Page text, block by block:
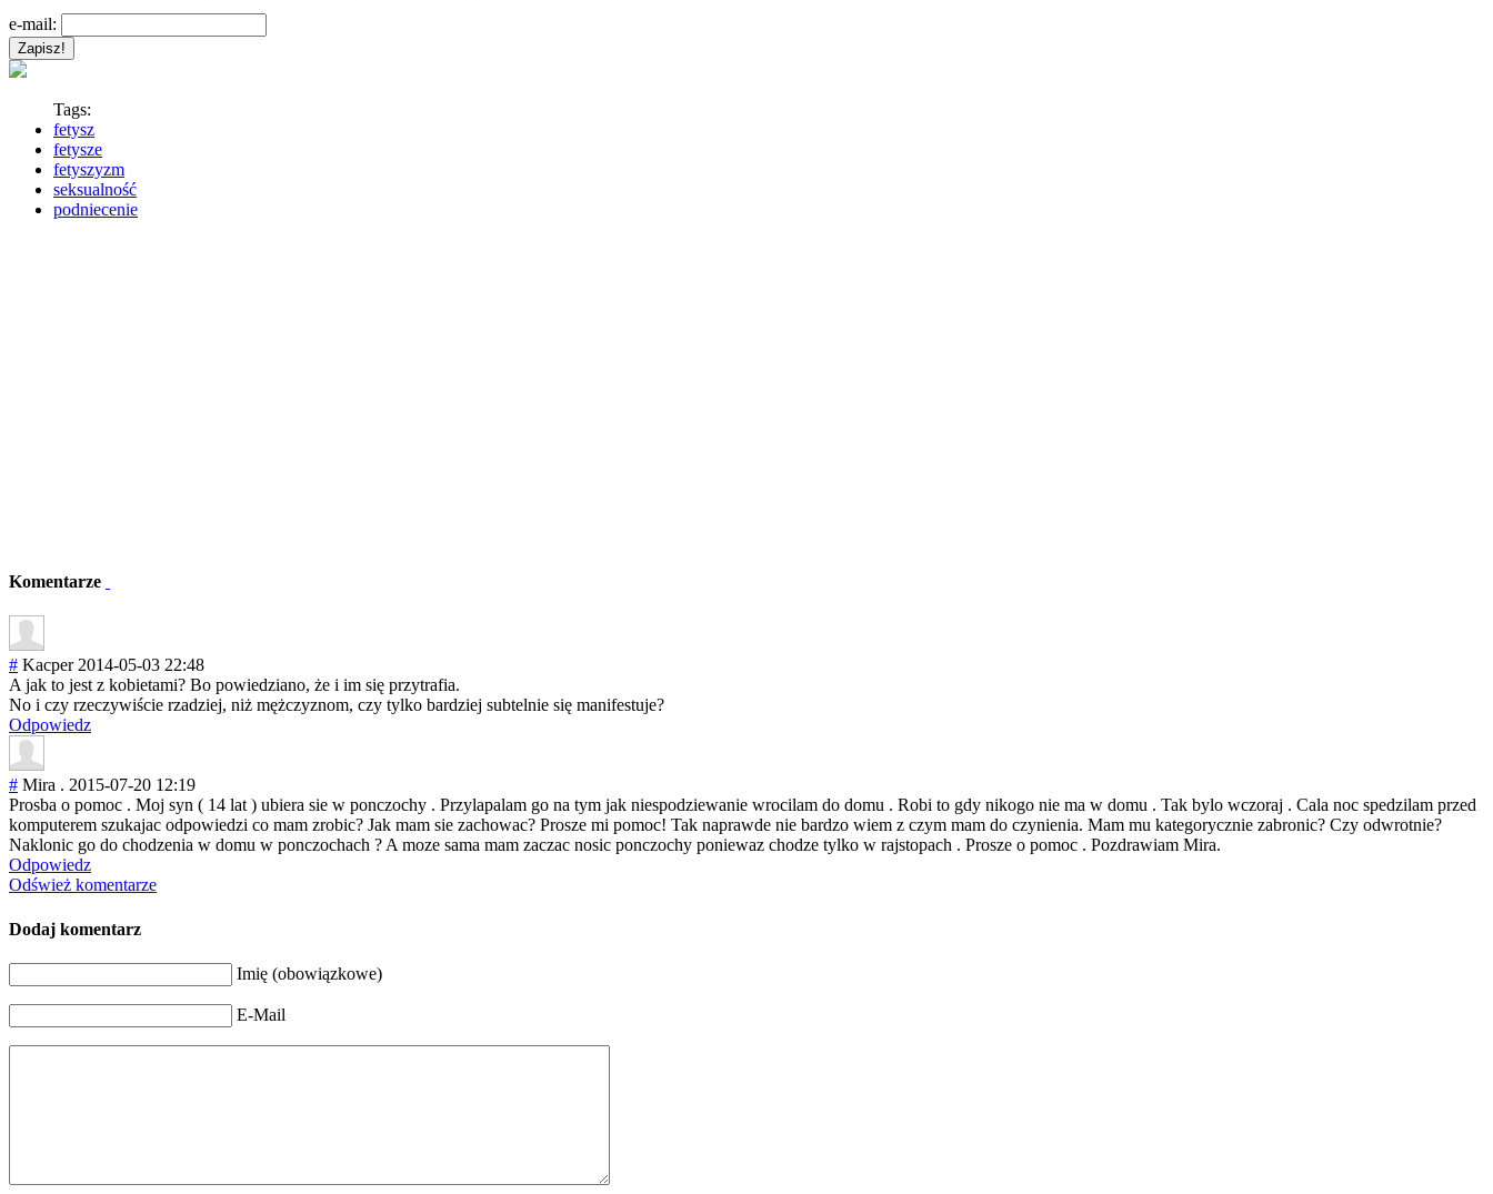
e-mail:
Tags:
fetysz
fetysze
fetyszyzm
seksualność
podniecenie
Komentarze
# Kacper 2014-05-03 22:48
A jak to jest z kobietami? Bo powiedziano, że i im się przytrafia.
No i czy rzeczywiście rzadziej, niż mężczyznom, czy tylko bardziej subtelnie się manifestuje?
Odpowiedz
# Mira . 2015-07-20 12:19
Prosba o pomoc . Moj syn ( 14 lat ) ubiera sie w ponczochy . Przylapalam go na tym jak niespodziewanie wrocilam do domu . Robi to gdy nikogo nie ma w domu . Tak bylo wczoraj . Cala noc spedzilam przed
komputerem szukajac odpowiedzi co mam zrobic? Jak mam sie zachowac? Prosze mi pomoc! Tak naprawde nie bardzo wiem z czym mam do czynienia. Mam mu kategorycznie zabronic? Czy odwrotnie?
Naklonic go do chodzenia w domu w ponczochach ? A moze sama mam zaczac nosic ponczochy poniewaz chodze tylko w rajstopach . Prosze o pomoc . Pozdrawiam Mira.
Odpowiedz
Odśwież komentarze
Dodaj komentarz
Imię (obowiązkowe)
E-Mail